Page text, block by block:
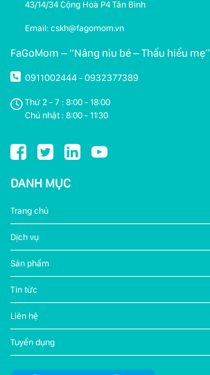
43/14/34 Cộng Hoà P4 Tân Bình
Email: cskh@fagomom.vn
FaGoMom – “Nâng niu bé – Thấu hiểu mẹ”
0911002444 - 0932377389
Thứ 2 - 7 : 8:00 - 18:00
Chủ nhật : 8:00 - 11:30
DANH MỤC
Trang chủ
Dịch vụ
Sản phẩm
Tin tức
Liên hệ
Tuyển dụng